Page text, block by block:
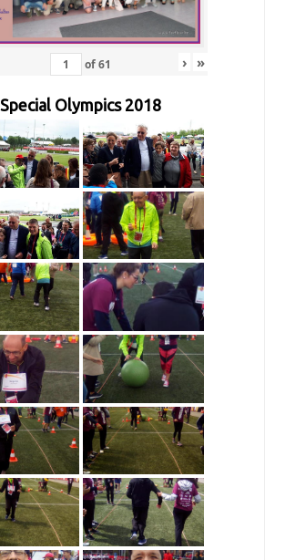
of61 › »
Special Olympics 2018